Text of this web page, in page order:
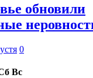
обновили
0
Вс